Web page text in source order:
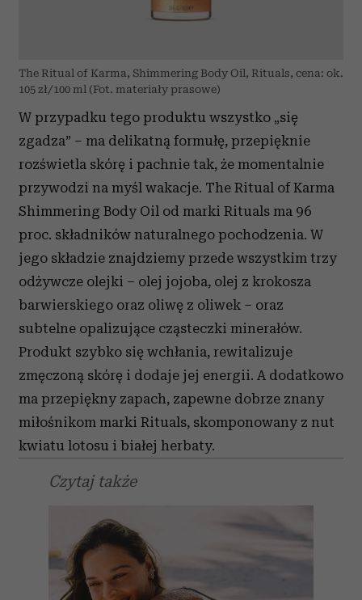
The Ritual of Karma, Shimmering Body Oil, Rituals, cena: ok.
105 zł/100 ml (Fot. materiały prasowe)
W przypadku tego produktu wszystko „się
zgadza” – ma delikatną formułę, przepięknie
rozświetla skórę i pachnie tak, że momentalnie
przywodzi na myśl wakacje. The Ritual of Karma
Shimmering Body Oil od marki Rituals ma 96
proc. składników naturalnego pochodzenia. W
jego składzie znajdziemy przede wszystkim trzy
odżywcze olejki – olej jojoba, olej z krokosza
barwierskiego oraz oliwę z oliwek – oraz
subtelne opalizujące cząsteczki minerałów.
Produkt szybko się wchłania, rewitalizuje
zmęczoną skórę i dodaje jej energii. A dodatkowo
ma przepiękny zapach, zapewne dobrze znany
miłośnikom marki Rituals, skomponowany z nut
kwiatu lotosu i białej herbaty.
Czytaj także